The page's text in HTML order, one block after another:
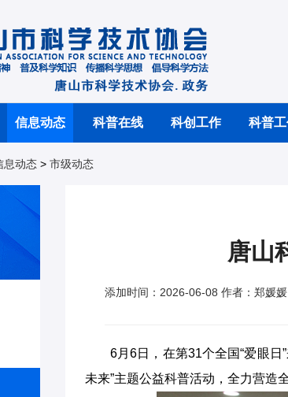
信息动态 科普在线 科创工作 科普
息动态 > 市级动态
唐山
添加时间：2026-06-08 作者：郑媛
6月6日，在第31个全国“爱眼
未来”主题公益科普活动，全力营造